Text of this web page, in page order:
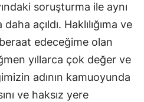
soruşturma ile aynı
açıldı. Haklılığıma ve
edeceğime olan
yıllarca çok değer ve
adının kamuoyunda
ve haksız yere